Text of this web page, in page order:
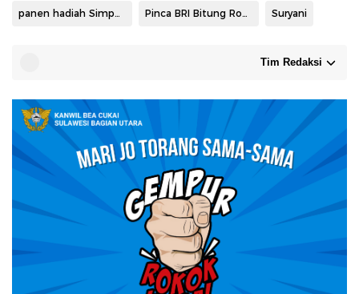
panen hadiah Simpedes BRI Bitung Pinca BRI Bitung Ronald E. Pinontoan Suryani
Tim Redaksi